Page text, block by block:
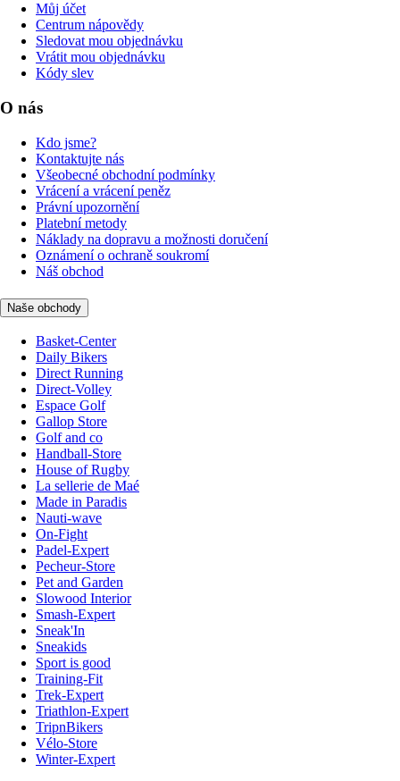
Můj účet
Centrum nápovědy
Sledovat mou objednávku
Vrátit mou objednávku
Kódy slev
O nás
Kdo jsme?
Kontaktujte nás
Všeobecné obchodní podmínky
Vrácení a vrácení peněz
Právní upozornění
Platební metody
Náklady na dopravu a možnosti doručení
Oznámení o ochraně soukromí
Náš obchod
Naše obchody
Basket-Center
Daily Bikers
Direct Running
Direct-Volley
Espace Golf
Gallop Store
Golf and co
Handball-Store
House of Rugby
La sellerie de Maé
Made in Paradis
Nauti-wave
On-Fight
Padel-Expert
Pecheur-Store
Pet and Garden
Slowood Interior
Smash-Expert
Sneak'In
Sneakids
Sport is good
Training-Fit
Trek-Expert
Triathlon-Expert
TripnBikers
Vélo-Store
Winter-Expert